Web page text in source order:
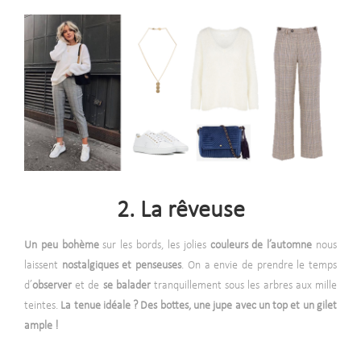
2. La rêveuse
Un peu bohèmesur les bords, les jolies couleurs de l’automne nous
laissent nostalgiques et penseuses. On a envie de prendre le temps
d’observer et de se baladertranquillement sous les arbres aux mille
teintes. La tenue idéale ? Des bottes, une jupe avec un top et un gilet
ample !